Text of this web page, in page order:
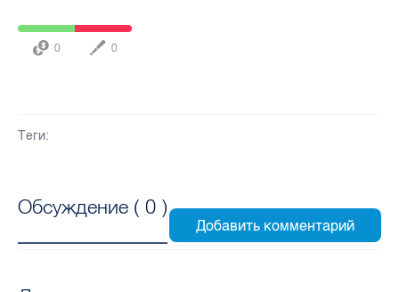
0 0
Теги:
Обсуждение ( 0 )